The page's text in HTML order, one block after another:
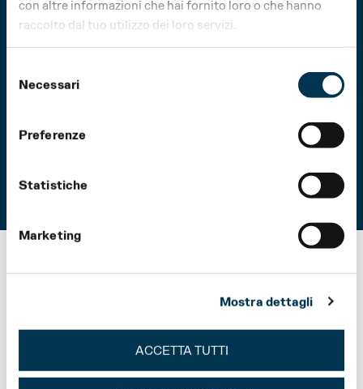
con altre informazioni che hai fornito loro o che hanno
raccolto dal tuo utilizzo dei loro servizi.
delNecessari
Preferenze
Statistiche
Marketing
Mostra dettagli
ACCETTA TUTTI
Ricevi tutte le novità del Regio
Dichiaro di aver preso visione dellaprivacy policy.
Acconsento al trattamento dei miei dati personali per
la ricezione di comunicazioni commerciali e promozionali
Teatro Regio.
Festival Verdi sono realizzati grazie al contributo
di: